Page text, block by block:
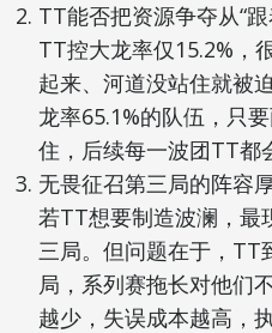
TT能否把资源争夺从“
TT控大龙率仅15.2%，
起来、河道没站住就被
龙率65.1%的队伍，只
住，后续每一波团TT都
无畏征召第三局的阵容
若TT想要制造波澜，最
三局。但问题在于，TT
局，系列赛拖长对他们
越少，失误成本越高，